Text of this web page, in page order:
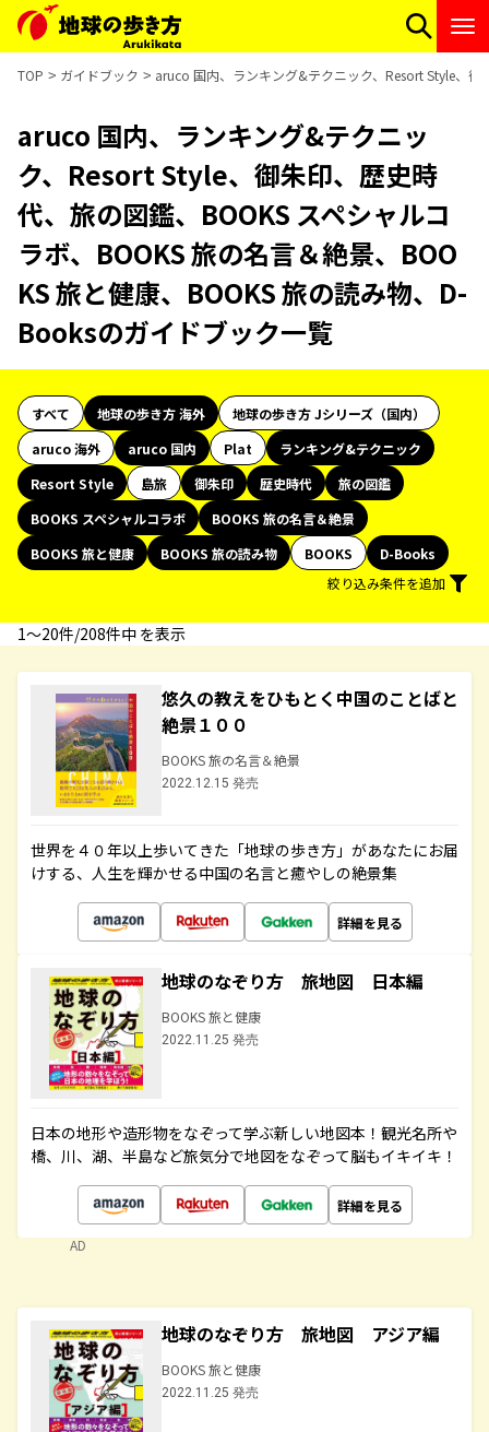
TOP ガイドブック aruco 国内、ランキング&テクニック、Resort Style、
aruco 国内、ランキング&テクニッ
ク、Resort Style、御朱印、歴史時
代、旅の図鑑、BOOKS スペシャルコ
ラボ、BOOKS 旅の名言＆絶景、BOO
KS 旅と健康、BOOKS 旅の読み物、D-
Booksのガイドブック一覧
すべて 地球の歩き方 海外
地球の歩き方 Jシリーズ（国内）
aruco 海外
aruco 国内 Plat
ランキング&テクニック
Resort Style
島旅 御朱印 歴史時代
旅の図鑑
BOOKS スペシャルコラボ
BOOKS 旅の名言＆絶景
BOOKS 旅と健康
BOOKS 旅の読み物 BOOKS
D-Books
絞り込み条件を追加
1〜20件/208件中 を表示
悠久の教えをひもとく中国のことばと
絶景１００
BOOKS 旅の名言＆絶景
2022.12.15 発売
世界を４０年以上歩いてきた「地球の歩き方」があなたにお届
けする、人生を輝かせる中国の名言と癒やしの絶景集
詳細を見る
地球のなぞり方 旅地図 日本編
BOOKS 旅と健康
2022.11.25 発売
日本の地形や造形物をなぞって学ぶ新しい地図本！観光名所や
橋、川、湖、半島など旅気分で地図をなぞって脳もイキイキ！
詳細を見る
AD
地球のなぞり方 旅地図 アジア編
BOOKS 旅と健康
2022.11.25 発売